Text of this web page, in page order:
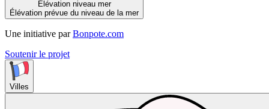
Élévation niveau mer
Élévation prévue du niveau de la mer
Une initiative par Bonpote.com
Soutenir le projet
Villes